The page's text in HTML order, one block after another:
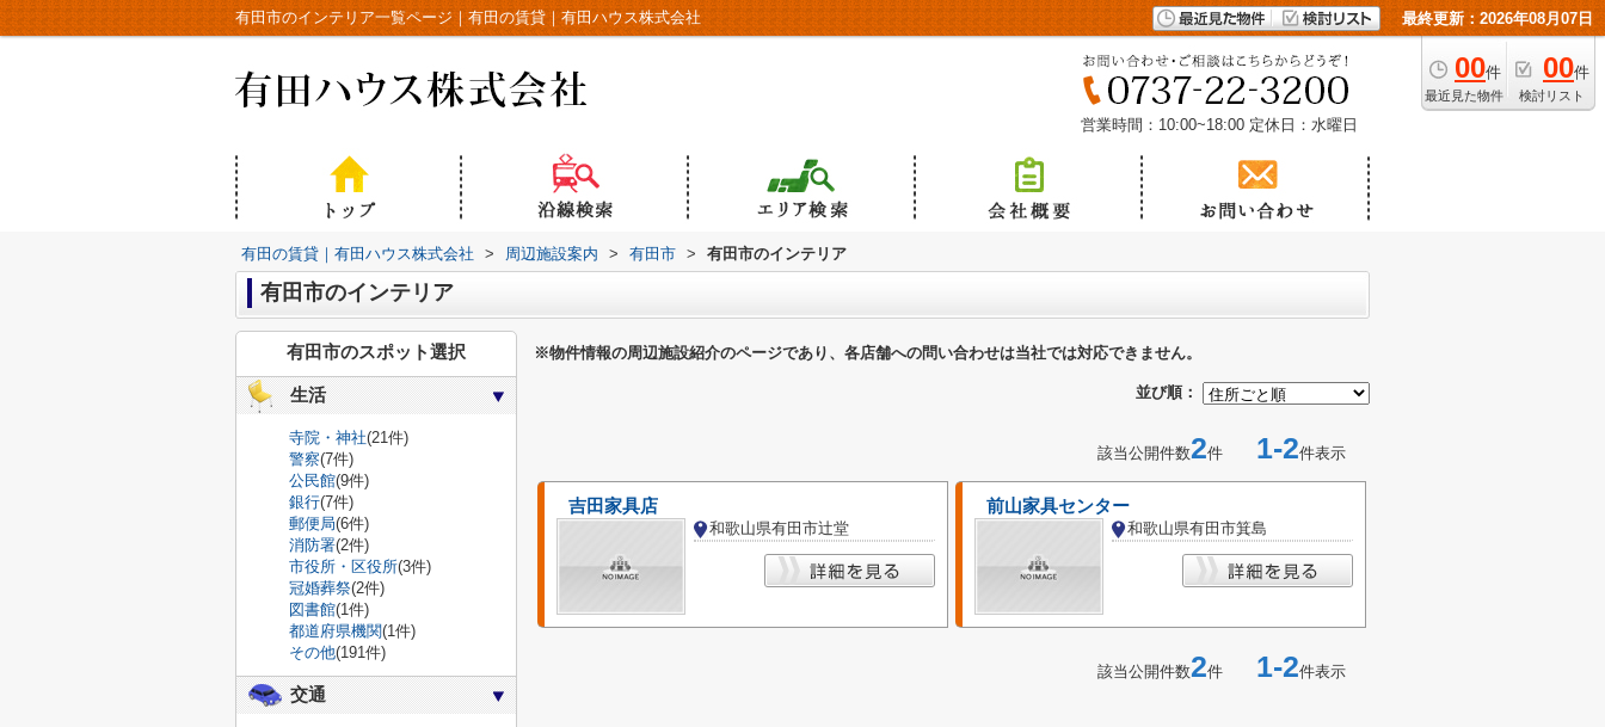
有田市のインテリア一覧ページ｜有田の賃貸｜有田ハウス株式会社 最終更新：2026年08月07日
00件
最近見た物件
00件
検討リスト
営業時間：10:00~18:00 定休日：水曜日
有田の賃貸｜有田ハウス株式会社 > 周辺施設案内 > 有田市 > 有田市のインテリア
有田市のインテリア
※物件情報の周辺施設紹介のページであり、各店舗への問い合わせは当社では対応できません。
並び順：
該当公開件数2件 1-2件表示
吉田家具店
和歌山県有田市辻堂
前山家具センター
和歌山県有田市箕島
該当公開件数2件 1-2件表示
有田市のスポット選択
生活
寺院・神社(21件)
警察(7件)
公民館(9件)
銀行(7件)
郵便局(6件)
消防署(2件)
市役所・区役所(3件)
冠婚葬祭(2件)
図書館(1件)
都道府県機関(1件)
その他(191件)
交通